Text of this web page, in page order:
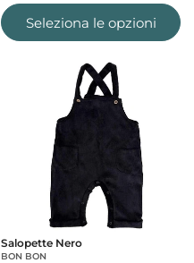
Seleziona le opzioni
Salopette Nero
BON BON